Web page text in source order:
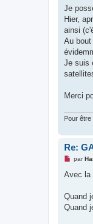
g
n
o
l
u
Je
Hier,
ainsi
Au
Je suis
Merci
Pour
Re:
M
s
g
n
par
Avec la
Quand
Quand